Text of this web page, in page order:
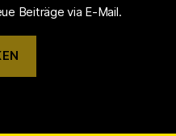
Beiträge via E-Mail.